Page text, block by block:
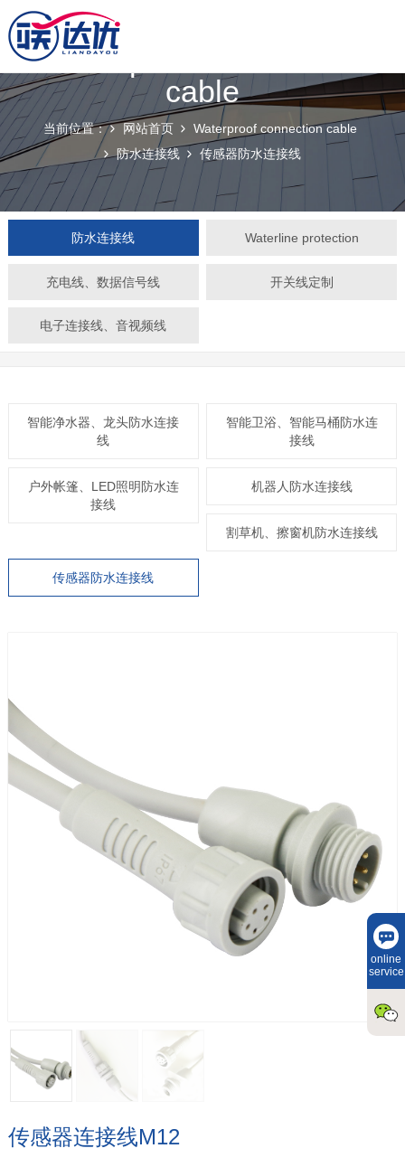
Waterproof connection
cable
当前位置： 网站首页
Waterproof connection cable
防水连接线
传感器防水连接线
防水连接线 Waterline protection
充电线、数据信号线 开关线定制
电子连接线、音视频线
智能净水器、龙头防水连接
线
智能卫浴、智能马桶防水连
接线
户外帐篷、LED照明防水连
接线
机器人防水连接线
割草机、擦窗机防水连接线
传感器防水连接线
传感器连接线M12
online
service